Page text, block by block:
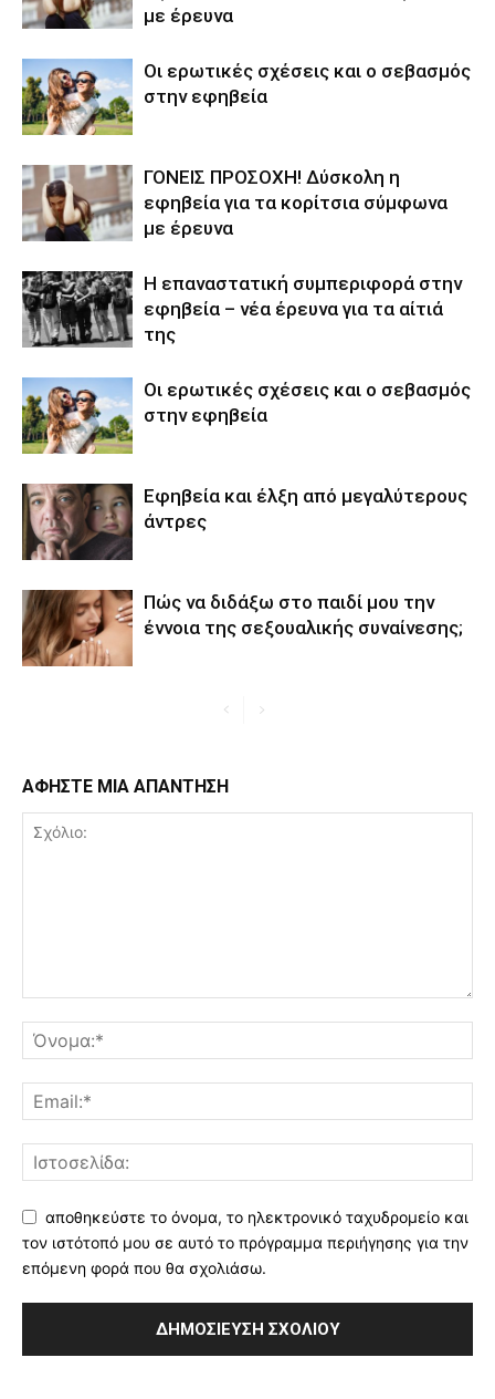
με έρευνα
Οι ερωτικές σχέσεις και ο σεβασμός
στην εφηβεία
ΓΟΝΕΙΣ ΠΡΟΣΟΧΗ! Δύσκολη η
εφηβεία για τα κορίτσια σύμφωνα
με έρευνα
Η επαναστατική συμπεριφορά στην
εφηβεία – νέα έρευνα για τα αίτιά
της
Οι ερωτικές σχέσεις και ο σεβασμός
στην εφηβεία
Εφηβεία και έλξη από μεγαλύτερους
άντρες
Πώς να διδάξω στο παιδί μου την
έννοια της σεξουαλικής συναίνεσης;
ΑΦΗΣΤΕ ΜΙΑ ΑΠΑΝΤΗΣΗ
αποθηκεύστε το όνομα, το ηλεκτρονικό ταχυδρομείο και
τον ιστότοπό μου σε αυτό το πρόγραμμα περιήγησης για την
επόμενη φορά που θα σχολιάσω.